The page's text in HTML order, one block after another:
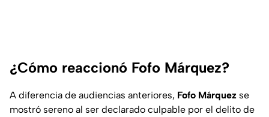
¿Cómo reaccionó Fofo Márquez?
A diferencia de audiencias anteriores, Fofo Márquez se
mostró sereno al ser declarado culpable por el delito de